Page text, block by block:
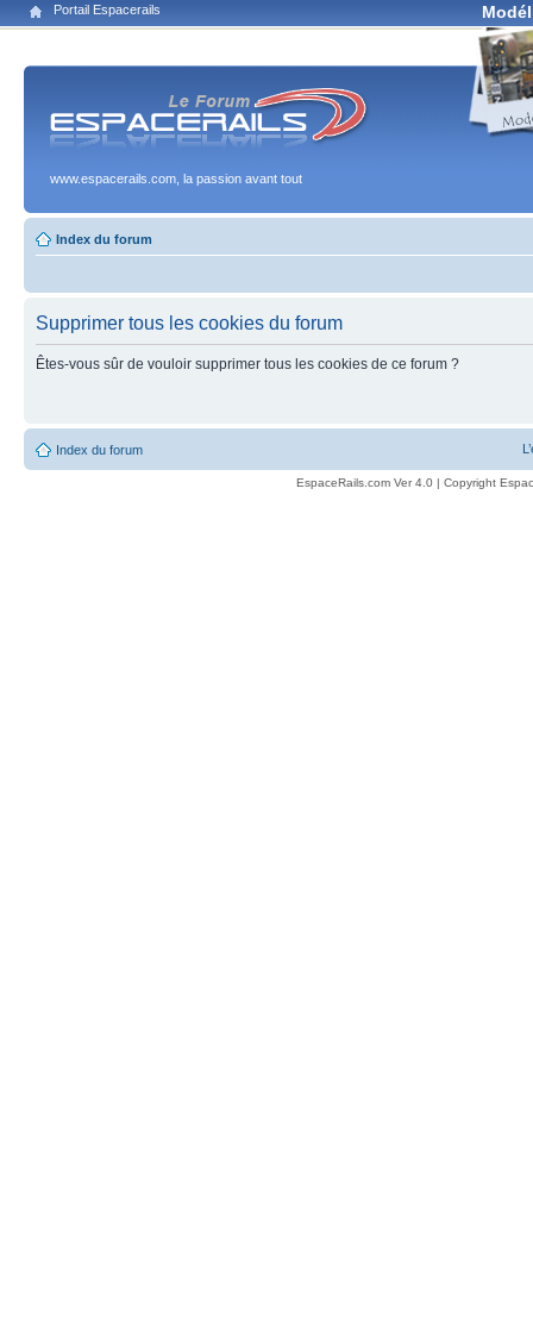
Portail Espacerails
www.espacerails.com, la passion avant tout
Index du forum
Supprimer tous les cookies du forum
Êtes-vous sûr de vouloir supprimer tous les cookies de ce forum ?
Index du forum
EspaceRails.com Ver 4.0 | Copyright